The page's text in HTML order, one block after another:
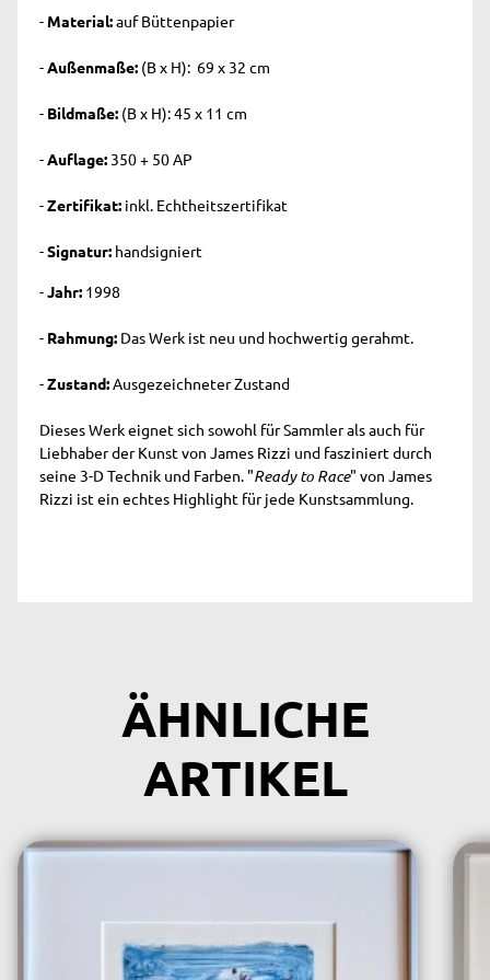
- Material:auf Büttenpapier
-Außenmaße: (B x H): 69 x 32 cm
- Bildmaße: (B x H): 45 x 11 cm
-Auflage: 350 + 50 AP
-Zertifikat: inkl. Echtheitszertifikat
-Signatur: handsigniert
-Jahr: 1998
- Rahmung: Das Werk ist neu und hochwertig gerahmt.
-Zustand:Ausgezeichneter Zustand
Dieses Werk eignet sich sowohl für Sammler als auch für
Liebhaber der Kunst von James Rizzi und fasziniert durch
seine 3-D Technik und Farben. "Ready to Race" von James
Rizzi ist ein echtes Highlight für jede Kunstsammlung.
ÄHNLICHE
ARTIKEL